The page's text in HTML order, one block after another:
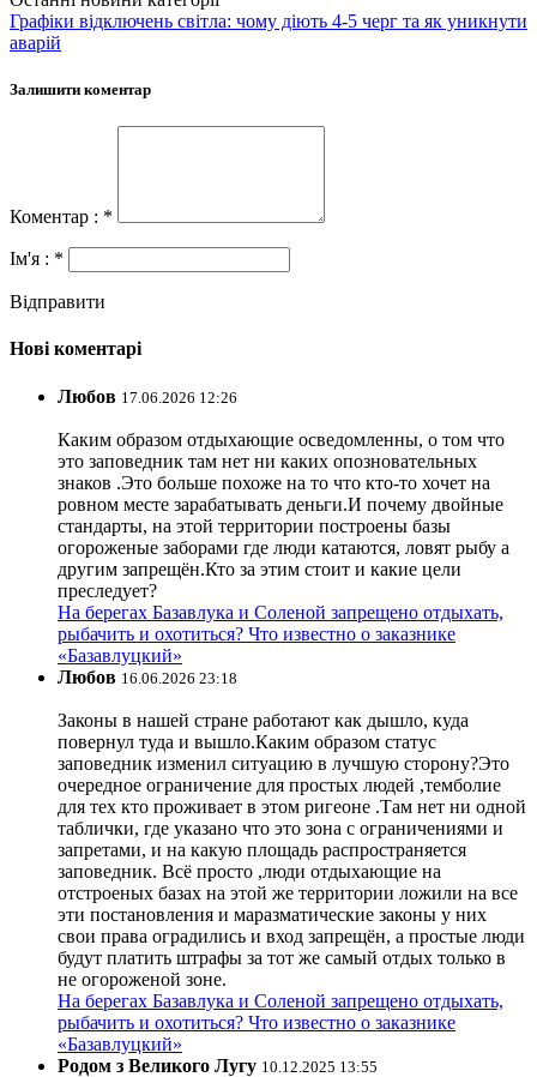
Графіки відключень світла: чому діють 4-5 черг та як уникнути
аварій
Залишити коментар
Коментар : *
Ім'я : *
Відправити
Нові коментарі
Любов 17.06.2026 12:26
Каким образом отдыхающие осведомленны, о том что
это заповедник там нет ни каких опозновательных
знаков .Это больше похоже на то что кто-то хочет на
ровном месте зарабатывать деньги.И почему двойные
стандарты, на этой территории построены базы
огороженые заборами где люди катаются, ловят рыбу а
другим запрещён.Кто за этим стоит и какие цели
преследует?
На берегах Базавлука и Соленой запрещено отдыхать,
рыбачить и охотиться? Что известно о заказнике
«Базавлуцкий»
Любов 16.06.2026 23:18
Законы в нашей стране работают как дышло, куда
повернул туда и вышло.Каким образом статус
заповедник изменил ситуацию в лучшую сторону?Это
очередное ограничение для простых людей ,темболие
для тех кто проживает в этом ригеоне .Там нет ни одной
таблички, где указано что это зона с ограничениями и
запретами, и на какую площадь распространяется
заповедник. Всё просто ,люди отдыхающие на
отстроеных базах на этой же территории ложили на все
эти постановления и маразматические законы у них
свои права оградились и вход запрещён, а простые люди
будут платить штрафы за тот же самый отдых только в
не огороженой зоне.
На берегах Базавлука и Соленой запрещено отдыхать,
рыбачить и охотиться? Что известно о заказнике
«Базавлуцкий»
Родом з Великого Лугу 10.12.2025 13:55